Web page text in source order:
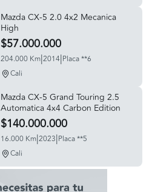
Mazda CX-5 2.0 4x2 Mecanica
High
$57.000.000
204.000 Km|2014|Placa **6
Cali
Mazda CX-5 Grand Touring 2.5
Automatica 4x4 Carbon Edition
$140.000.000
16.000 Km|2023|Placa **5
Cali